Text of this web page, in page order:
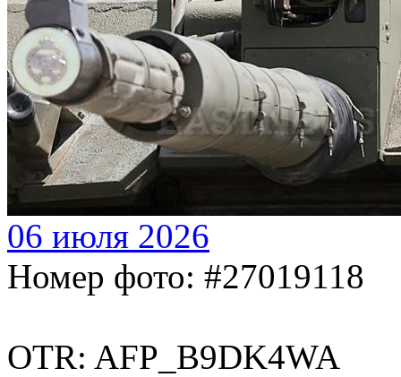
06 июля 2026
Номер фото: #27019118
OTR: AFP_B9DK4WA